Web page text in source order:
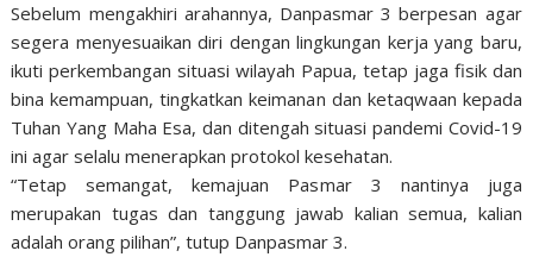
Sebelum mengakhiri arahannya, Danpasmar 3 berpesan agar
segera menyesuaikan diri dengan lingkungan kerja yang baru,
ikuti perkembangan situasi wilayah Papua, tetap jaga fisik dan
bina kemampuan, tingkatkan keimanan dan ketaqwaan kepada
Tuhan Yang Maha Esa, dan ditengah situasi pandemi Covid-19
ini agar selalu menerapkan protokol kesehatan.
“Tetap semangat, kemajuan Pasmar 3 nantinya juga
merupakan tugas dan tanggung jawab kalian semua, kalian
adalah orang pilihan”, tutup Danpasmar 3.